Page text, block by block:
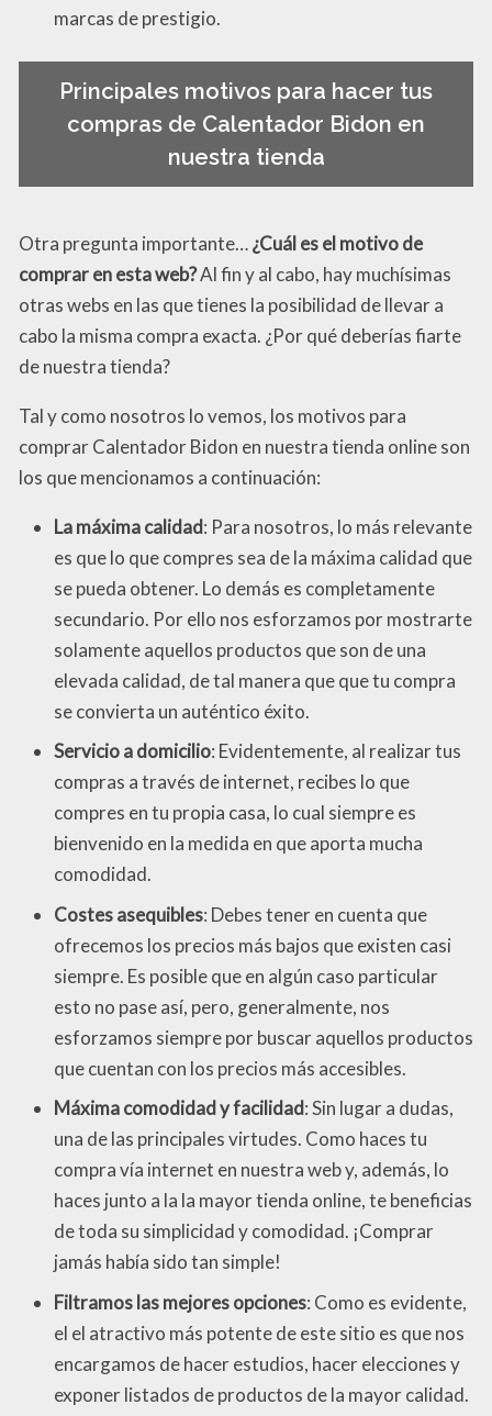
marcas de prestigio.
Principales motivos para hacer tus
compras de Calentador Bidon en
nuestra tienda
Otra pregunta importante…¿Cuál es el motivo de
comprar en esta web?Al fin y al cabo, hay muchísimas
otras webs en las que tienes la posibilidad de llevar a
cabo la misma compra exacta. ¿Por qué deberías fiarte
de nuestra tienda?
Tal y como nosotros lo vemos, los motivos para
comprar Calentador Bidon en nuestra tienda online son
los que mencionamos a continuación:
La máxima calidad: Para nosotros, lo más relevante
es que lo que compres sea de la máxima calidad que
se pueda obtener. Lo demás es completamente
secundario. Por ello nos esforzamos por mostrarte
solamente aquellos productos que son de una
elevada calidad, de tal manera que que tu compra
se convierta un auténtico éxito.
Servicio a domicilio: Evidentemente, al realizar tus
compras a través de internet, recibes lo que
compres en tu propia casa, lo cual siempre es
bienvenido en la medida en que aporta mucha
comodidad.
Costes asequibles: Debes tener en cuenta que
ofrecemos los precios más bajos que existen casi
siempre. Es posible que en algún caso particular
esto no pase así, pero, generalmente, nos
esforzamos siempre por buscar aquellos productos
que cuentan con los precios más accesibles.
Máxima comodidad y facilidad: Sin lugar a dudas,
una de las principales virtudes. Como haces tu
compra vía internet en nuestra web y, además, lo
haces junto a la la mayor tienda online, te beneficias
de toda su simplicidad y comodidad. ¡Comprar
jamás había sido tan simple!
Filtramos las mejores opciones: Como es evidente,
el el atractivo más potente de este sitio es que nos
encargamos de hacer estudios, hacer elecciones y
exponer listados de productos de la mayor calidad.